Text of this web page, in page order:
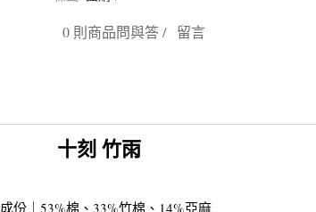
0 則商品問與答 / 留言
十刻 竹雨
成份｜53%棉、33%竹棉、14%亞麻